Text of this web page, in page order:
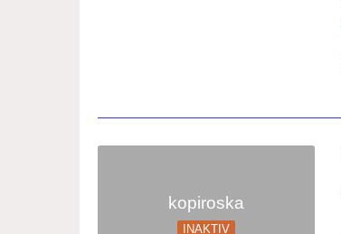
kopiroska
INAKTIV